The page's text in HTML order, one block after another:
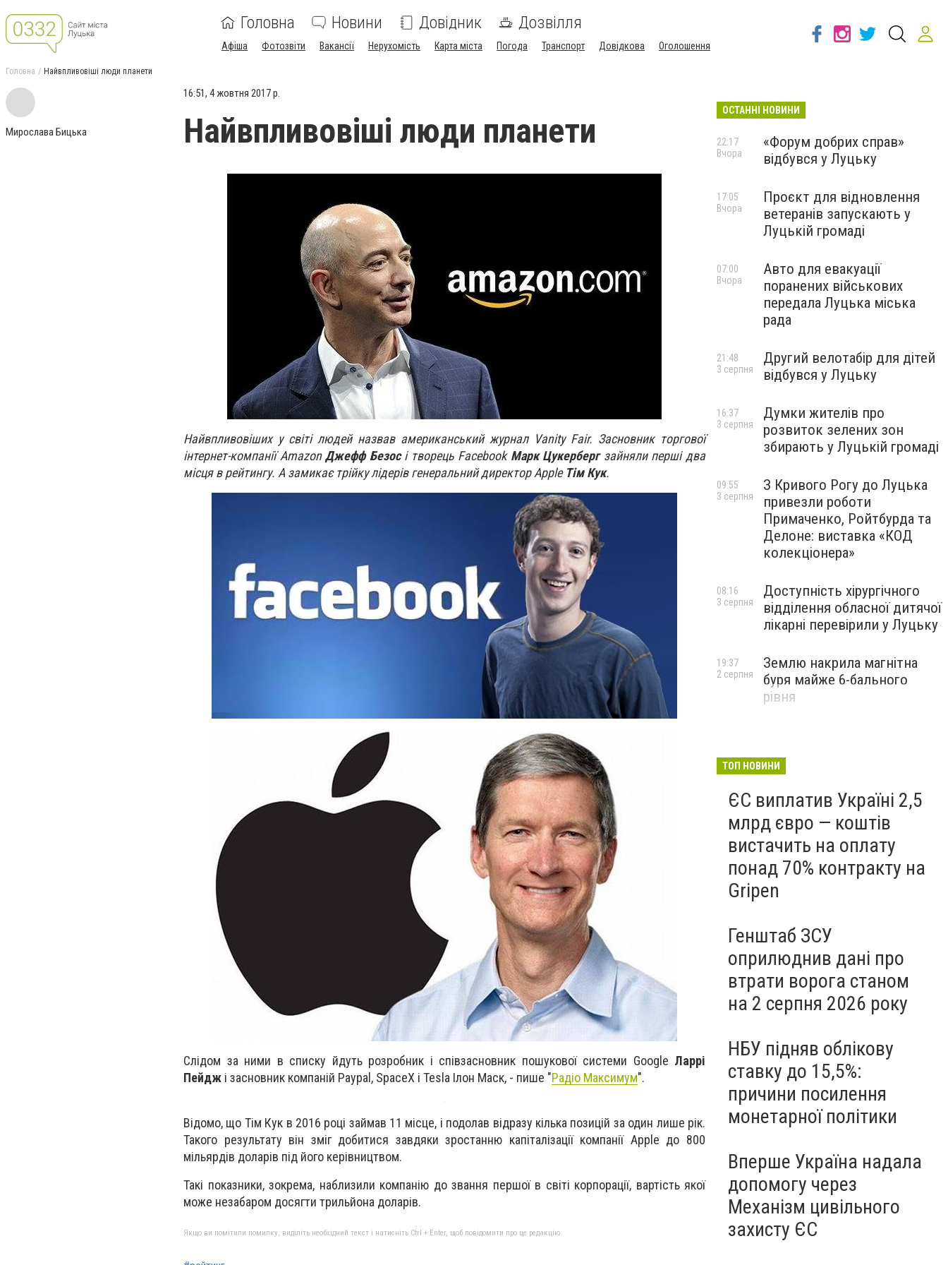
Головна Новини Довідник Дозвілля
Афіша Фотозвіти Вакансії Нерухомість Карта міста Погода Транспорт Довідкова Оголошення
Головна Найвпливовіші люди планети
Мирослава Бицька
16:51, 4 жовтня 2017 р.
Найвпливовіші люди планети
Найвпливовіших у світі людей назвав американський журнал Vanity Fair. Засновник торгової
інтернет-компанії AmazonДжефф Безосі творець Facebook Марк Цукерберг зайняли перші два
місця в рейтингу. А замикає трійку лідерів генеральний директор Apple Тім Кук.
Слідом за ними в списку йдуть розробник і співзасновник пошукової системи Google Ларрі
Пейдж і засновник компаній Paypal, SpaсeX і Tesla Ілон Маск, - пише "Радіо Максимум".
Відомо, що Тім Кук в 2016 році займав 11 місце, і подолав відразу кілька позицій за один лише рік.
Такого результату він зміг добитися завдяки зростанню капіталізації компанії Apple до 800
мільярдів доларів під його керівництвом.
Такі показники, зокрема, наблизили компанію до звання першої в світі корпорації, вартість якої
може незабаром досягти трильйона доларів.
Якщо ви помітили помилку, виділіть необхідний текст і натисніть Ctrl + Enter, щоб повідомити про це редакцію
ОСТАННІ НОВИНИ
«Форум добрих справ»
відбувся у Луцьку
22:17
Вчора
Проєкт для відновлення
ветеранів запускають у
Луцькій громаді
17:05
Вчора
Авто для евакуації
поранених військових
передала Луцька міська
рада
07:00
Вчора
Другий велотабір для дітей
відбувся у Луцьку
21:48
3 серпня
Думки жителів про
розвиток зелених зон
збирають у Луцькій громаді
16:37
3 серпня
З Кривого Рогу до Луцька
привезли роботи
Примаченко, Ройтбурда та
Делоне: виставка «КОД
колекціонера»
09:55
3 серпня
Доступність хірургічного
відділення обласної дитячої
лікарні перевірили у Луцьку
08:16
3 серпня
Землю накрила магнітна
буря майже 6-бального
рівня
19:37
2 серпня
ТОП НОВИНИ
ЄС виплатив Україні 2,5
млрд євро — коштів
вистачить на оплату
понад 70% контракту на
Gripen
Генштаб ЗСУ
оприлюднив дані про
втрати ворога станом
на 2 серпня 2026 року
НБУ підняв облікову
ставку до 15,5%:
причини посилення
монетарної політики
Вперше Україна надала
допомогу через
Механізм цивільного
захисту ЄС